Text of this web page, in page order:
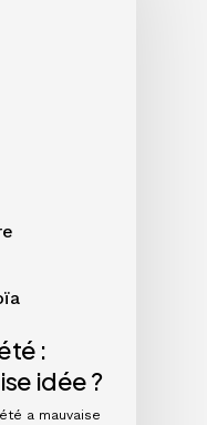
:
idée ?
a mauvaise